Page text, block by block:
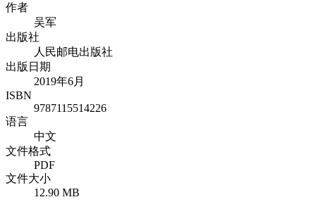
作者
吴军
出版社
人民邮电出版社
出版日期
2019年6月
ISBN
9787115514226
语言
中文
文件格式
PDF
文件大小
12.90 MB